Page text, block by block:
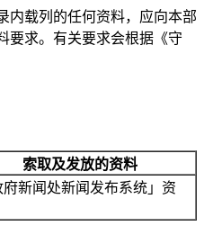
内载列的任何资料，应向本部
要求。有关要求会根据《守
索取及发放的资料
府新闻处新闻发布系统」资